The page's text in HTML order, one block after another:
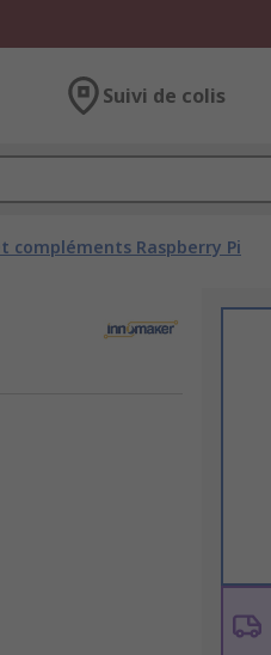
Suivi de colis
compléments Raspberry Pi